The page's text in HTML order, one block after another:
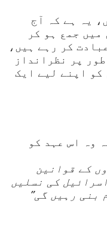
یہ ہے کہ آج
میں جمع ہو کر
کر رہے ہیں،
پر نظرانداز
کو اپنے لیے ایک
وہ اس عہد کو
کے قوانین
کی نسلیں
بنی رہیں گی”